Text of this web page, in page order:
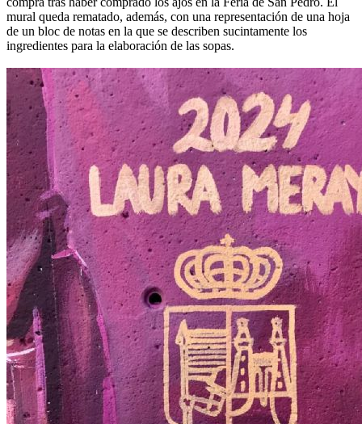
mural queda rematado, además, con una representación de una hoja
de un bloc de notas en la que se describen sucintamente los
ingredientes para la elaboración de las sopas.